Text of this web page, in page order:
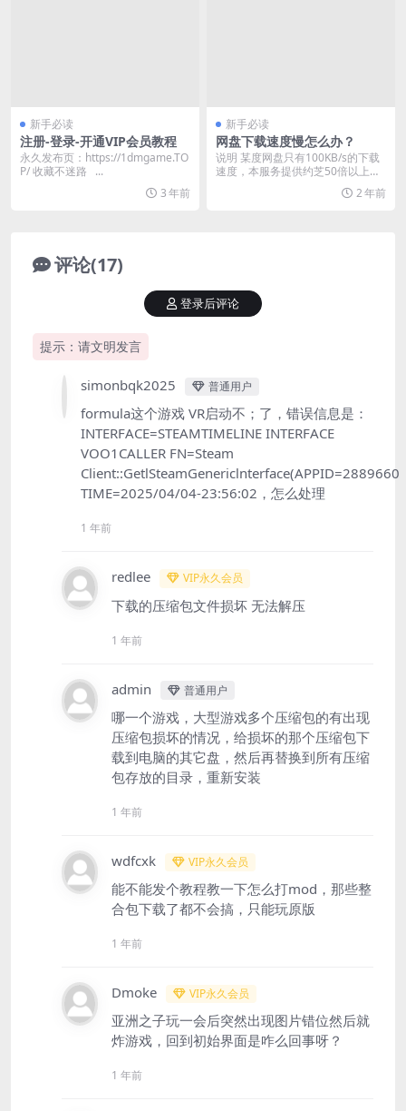
新手必读
注册-登录-开通VIP会员教程
永久发布页：https://1dmgame.TO
P/ 收藏不迷路 ...
3 年前
新手必读
网盘下载速度慢怎么办？
说明 某度网盘只有100KB/s的下载
速度，本服务提供约芝50倍以上速
2 年前
评论(17)
提示：请文明发言
登录后评论
simonbqk2025 普通用户
formula这个游戏 VR启动不；了，错误信息是：
INTERFACE=STEAMTIMELINE INTERFACE
VOO1CALLER FN=Steam
Client::GetlSteamGenericlnterface(APPID=2889660
TIME=2025/04/04-23:56:02，怎么处理
1 年前
redlee VIP永久会员
下载的压缩包文件损坏 无法解压
1 年前
admin 普通用户
哪一个游戏，大型游戏多个压缩包的有出现
压缩包损坏的情况，给损坏的那个压缩包下
载到电脑的其它盘，然后再替换到所有压缩
包存放的目录，重新安装
1 年前
wdfcxk VIP永久会员
能不能发个教程教一下怎么打mod，那些整
合包下载了都不会搞，只能玩原版
1 年前
Dmoke VIP永久会员
亚洲之子玩一会后突然出现图片错位然后就
炸游戏，回到初始界面是咋么回事呀？
1 年前